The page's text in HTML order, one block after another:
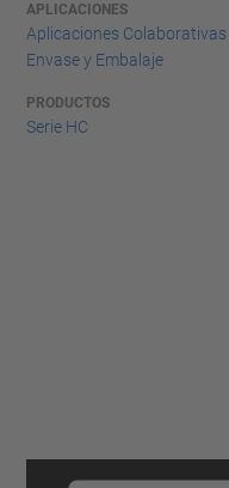
APLICACIONES
Aplicaciones Colaborativas
Envase y Embalaje
PRODUCTOS
Serie HC